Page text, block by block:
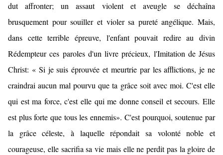
dut affronter; un assaut violent et aveugle se déchaîna
brusquement pour souiller et violer sa pureté angélique. Mais,
dans cette terrible épreuve, l'enfant pouvait redire au divin
Rédempteur ces paroles d'un livre précieux, l'Imitation de Jésus
Christ: « Si je suis éprouvée et meurtrie par les afflictions, je ne
craindrai aucun mal pourvu que ta grâce soit avec moi. C'est elle
qui est ma force, c'est elle qui me donne conseil et secours. Elle
est plus forte que tous les ennemis». C'est pourquoi, soutenue par
la grâce céleste, à laquelle répondait sa volonté noble et
courageuse, elle sacrifia sa vie mais elle ne perdit pas la gloire de